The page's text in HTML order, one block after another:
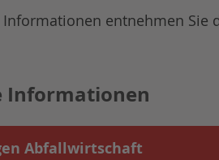
entnehmen Sie
Informationen
Abfallwirtschaft